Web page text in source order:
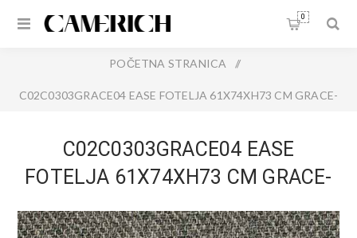
0
POČETNA STRANICA /
C02C0303GRACE04 EASE FOTELJA 61X74XH73 CM GRACE-
C02C0303GRACE04 EASE
FOTELJA 61X74XH73 CM GRACE-
04